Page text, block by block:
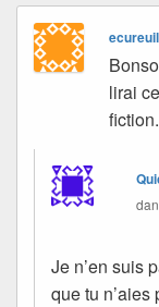
lirai
Je n’en suis
que tu